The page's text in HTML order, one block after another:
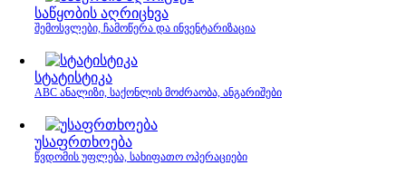
საწყობის აღრიცხვა
შემოსვლები, ჩამოწერა და ინვენტარიზაცია
სტატისტიკა
ABC ანალიზი, საქონლის მოძრაობა, ანგარიშები
უსაფრთხოება
წვდომის უფლება, სახიფათო ოპერაციები